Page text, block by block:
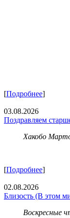
[Подробнее]
03.08.2026
Поздравляем
Хакобо
[Подробнее]
02.08.2026
Близость (В этом
Воскресные